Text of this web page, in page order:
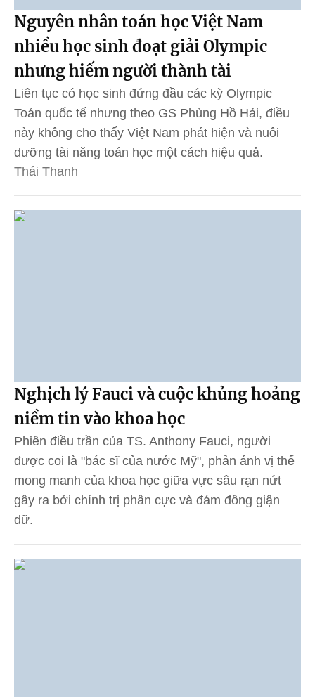
Nguyên nhân toán học Việt Nam
nhiều học sinh đoạt giải Olympic
nhưng hiếm người thành tài
Liên tục có học sinh đứng đầu các kỳ Olympic
Toán quốc tế nhưng theo GS Phùng Hồ Hải, điều
này không cho thấy Việt Nam phát hiện và nuôi
dưỡng tài năng toán học một cách hiệu quả.
Thái Thanh
Nghịch lý Fauci và cuộc khủng hoảng
niềm tin vào khoa học
Phiên điều trần của TS. Anthony Fauci, người
được coi là "bác sĩ của nước Mỹ", phản ánh vị thế
mong manh của khoa học giữa vực sâu rạn nứt
gây ra bởi chính trị phân cực và đám đông giận
dữ.